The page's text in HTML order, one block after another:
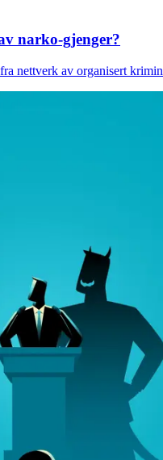
narko-gjenger?
nettverk av organisert